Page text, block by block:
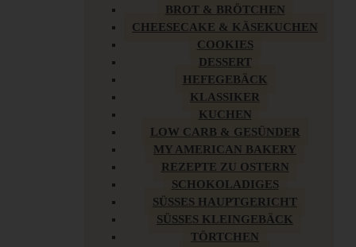
BROT & BRÖTCHEN
CHEESECAKE & KÄSEKUCHEN
COOKIES
DESSERT
HEFEGEBÄCK
KLASSIKER
KUCHEN
LOW CARB & GESÜNDER
MY AMERICAN BAKERY
REZEPTE ZU OSTERN
SCHOKOLADIGES
SÜSSES HAUPTGERICHT
SÜSSES KLEINGEBÄCK
TÖRTCHEN